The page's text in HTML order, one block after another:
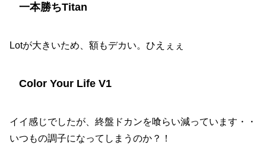
一本勝ちTitan
Lotが大きいため、額もデカい。ひえぇぇ
Color Your Life V1
イイ感じでしたが、終盤ドカンを喰らい減っています・・
いつもの調子になってしまうのか？！